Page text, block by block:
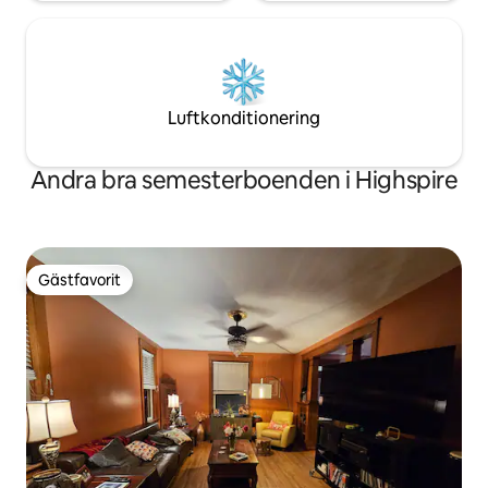
Luftkonditionering
Andra bra semesterboenden i Highspire
Gästfavorit
Gästfavorit